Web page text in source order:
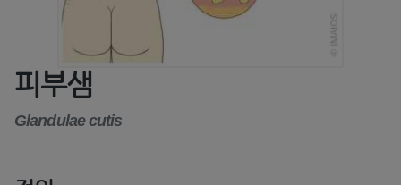
피부샘
Glandulae cutis